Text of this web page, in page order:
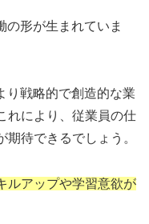
の形が生まれていま
り戦略的で創造的な業
れにより、従業員の仕
待できるでしょう。
ルアップや学習意欲が